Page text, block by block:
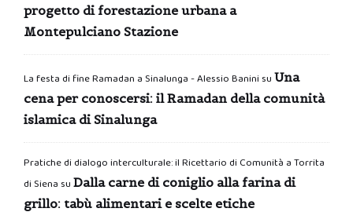
progetto di forestazione urbana a
Montepulciano Stazione
La festa di fine Ramadan a Sinalunga - Alessio Banini su Una
cena per conoscersi: il Ramadan della comunità
islamica di Sinalunga
Pratiche di dialogo interculturale: il Ricettario di Comunità a Torrita
di Siena su Dalla carne di coniglio alla farina di
grillo: tabù alimentari e scelte etiche